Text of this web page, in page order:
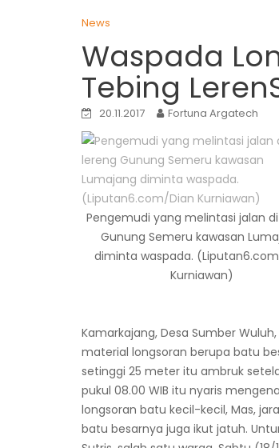
News
Waspada
Tebing
20.11.2017 Fortuna Argatech
Pengemudi yang melintasi jalan
Gunung Semeru kawasan
diminta waspada.
Kurniawan)
Kamarkajang, Desa Sumber
material longsoran berupa batu
setinggi 25 meter itu ambruk
pukul 08.00 WIB itu nyaris
longsoran batu kecil-kecil, Mas,
batu besarnya juga ikut jatuh.